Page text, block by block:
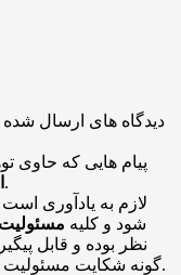
دیدگاه های ارسال
پیام هایی که حاوی
باشد منتشر نخواهد شد.
لازم به یادآوری
شود و کلیه
نظر بوده و قابل
گونه شکایت مسئولیت بر عهده شخص نظر دهنده خواهد بود.